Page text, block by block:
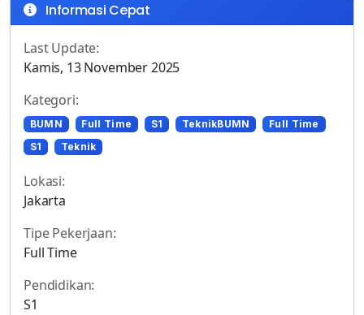
Informasi Cepat
Last Update:
Kamis, 13 November 2025
Kategori:
BUMN Full Time S1 TeknikBUMN
Full Time
S1
Teknik
Lokasi:
Jakarta
Tipe Pekerjaan:
Full Time
Pendidikan:
S1